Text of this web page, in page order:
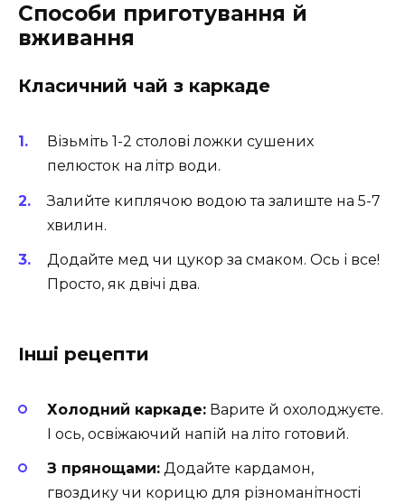
Способи приготування й
вживання
Класичний чай з каркаде
Візьміть 1-2 столові ложки сушених
пелюсток на літр води.
Залийте киплячою водою та залиште на 5-7
хвилин.
Додайте мед чи цукор за смаком. Ось і все!
Просто, як двічі два.
Інші рецепти
Холодний каркаде: Варите й охолоджуєте.
І ось, освіжаючий напій на літо готовий.
З прянощами: Додайте кардамон,
гвоздику чи корицю для різноманітності